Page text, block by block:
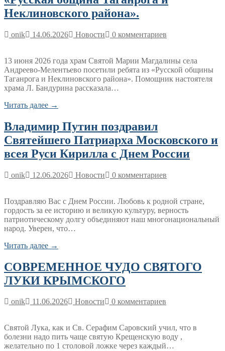
Неклиновского района».
onik 14.06.2026 Новости 0 комментариев
13 июня 2026 года храм Святой Марии Магдалины села
Андреево-Мелентьево посетили ребята из «Русской общины
Таганрога и Неклиновского района». Помощник настоятеля
храма Л. Бандурина рассказала…
Читать далее →
Владимир Путин поздравил
Святейшего Патриарха Московского и
всея Руси Кирилла с Днем России
onik 12.06.2026 Новости 0 комментариев
Поздравляю Вас с Днем России. Любовь к родной стране,
гордость за ее историю и великую культуру, верность
патриотическому долгу объединяют наш многонациональный
народ. Уверен, что…
Читать далее →
СОВРЕМЕННОЕ ЧУДО СВЯТОГО
ЛУКИ КРЫМСКОГО
onik 11.06.2026 Новости 0 комментариев
Святой Лука, как и Св. Серафим Саровский учил, что в
болезни надо пить чаще святую Крещенскую воду ,
желательно по 1 столовой ложке через каждый…